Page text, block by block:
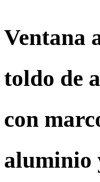
Ventana
toldo de
con
aluminio